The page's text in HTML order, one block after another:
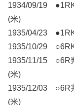
1934/09/19
(米)
1935/04/23
1935/10/29
1935/11/15 ○6R
(米)
1935/12/03 ○6R
(米)